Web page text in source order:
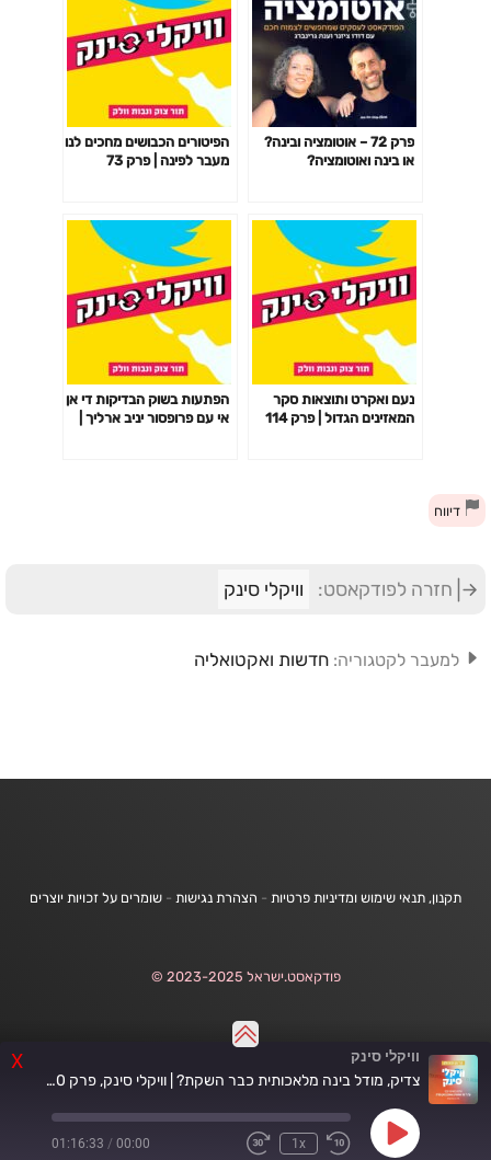
X וויקלי סינק
צדיק, מודל בינה מלאכותית כבר השקת? | וויקלי סינק, פרק 200
Play
Rewind
1x
Fast
00:00
/
01:16:33
פרק 72 – אוטומציה ובינה?
או בינה ואוטומציה?
הפיטורים הכבושים מחכים לנו
מעבר לפינה | פרק 73
נעם ואקרט ותוצאות סקר
המאזינים הגדול | פרק 114
הפתעות בשוק הבדיקות די אן
אי עם פרופסור יניב ארליך |
דיווח
חזרה לפודקאסט: וויקלי סינק
למעבר לקטגוריה: חדשות ואקטואליה
תקנון, תנאי שימוש ומדיניות פרטיות - הצהרת נגישות - שומרים על זכויות יוצרים
פודקאסט.ישראל 2023-2025 ©